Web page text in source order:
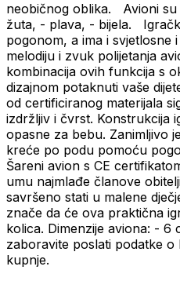
neobičnog oblika. Avioni
žuta, - plava, - bijela.
pogonom, a ima i svjetlosne
melodiju i zvuk polijetanja
kombinacija ovih funkcija s
dizajnom potaknuti vaše
od certificiranog materijala
izdržljiv i čvrst. Konstrukcija
opasne za bebu. Zanimljivo
kreće po podu pomoću
Šareni avion s CE
umu najmlađe članove
savršeno stati u malene
znače da će ova praktična
kolica. Dimenzije aviona: - 6
zaboravite poslati podatke
kupnje.